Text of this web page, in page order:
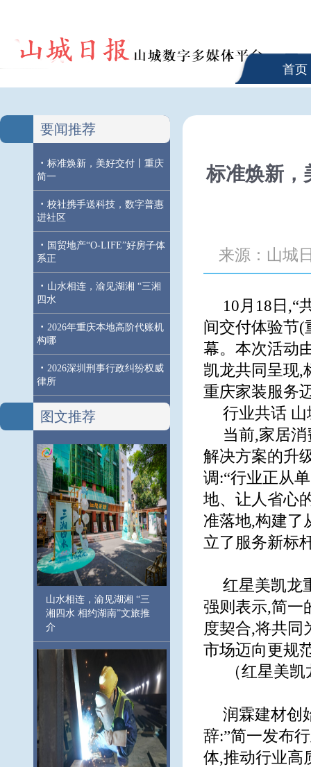
首页
要闻推荐
· 标准焕新，美好交付丨重庆
简一
· 校社携手送科技，数字普惠
进社区
· 国贸地产“O-LIFE”好房子体
系正
· 山水相连，渝见湖湘 “三湘
四水
· 2026年重庆本地高阶代账机
构哪
· 2026深圳刑事行政纠纷权威
律所
图文推荐
山水相连，渝见湖湘 “三
湘四水 相约湖南”文旅推
介
标准焕新，
来源：山城
10月18日,“
间交付体验节(
幕。本次活动
凯龙共同呈现,
重庆家装服务
行业共话
当前,家居
解决方案的升
调:“行业正从
地、让人省心
准落地,构建了
立了服务新标
红星美凯龙
强则表示,简一
度契合,将共同
市场迈向更规
（红星美
润霖建材创
辞:”简一发布
体,推动行业高